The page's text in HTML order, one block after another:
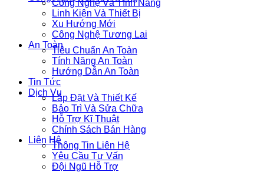
Công Nghệ Và Tính Năng
Linh Kiện Và Thiết Bị
Xu Hướng Mới
Công Nghệ Tương Lai
An Toàn
Tiêu Chuẩn An Toàn
Tính Năng An Toàn
Hướng Dẫn An Toàn
Tin Tức
Dịch Vụ
Lắp Đặt Và Thiết Kế
Bảo Trì Và Sửa Chữa
Hỗ Trợ Kĩ Thuật
Chính Sách Bán Hàng
Liên Hệ
Thông Tin Liên Hệ
Yêu Cầu Tư Vấn
Đội Ngũ Hỗ Trợ